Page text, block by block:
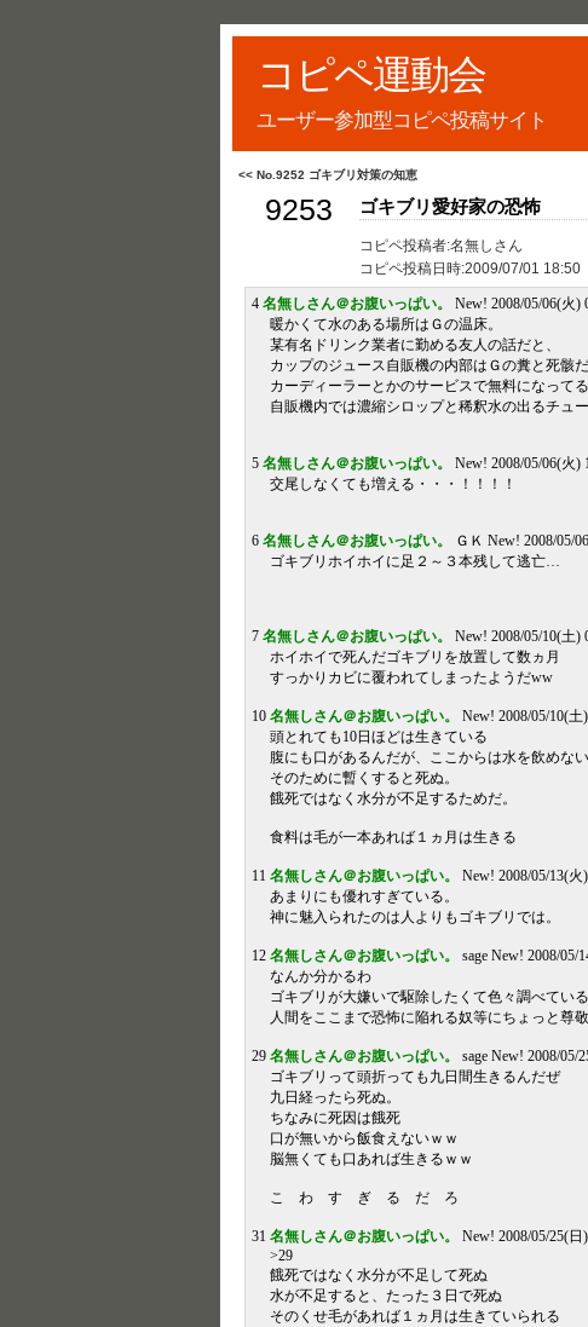
コピペ運動会
ユーザー参加型コピペ投稿サイト
<< No.9252 ゴキブリ対策の知恵
9253 ゴキブリ愛好家の恐怖
コピペ投稿者:名無しさん
コピペ投稿日時:2009/07/01 18:50
4 名無しさん＠お腹いっぱい。
New! 2008/05/06(火)
暖かくて水のある場所はＧの温床。
某有名ドリンク業者に勤める友人の話だと、
カップのジュース自販機の内部はＧの糞と死骸だ
カーディーラーとかのサービスで無料になって
自販機内では濃縮シロップと稀釈水の出るチュ
5 名無しさん＠お腹いっぱい。
New! 2008/05/06(火)
交尾しなくても増える・・・！！！！
6 名無しさん＠お腹いっぱい。
ＧＫ New! 2008/05/
ゴキブリホイホイに足２～３本残して逃亡…
7 名無しさん＠お腹いっぱい。
New! 2008/05/10(土
ホイホイで死んだゴキブリを放置して数ヵ月
すっかりカビに覆われてしまったようだww
10 名無しさん＠お腹いっぱい。
New! 2008/05/10(
頭とれても10日ほどは生きている
腹にも口があるんだが、ここからは水を飲めない
そのために暫くすると死ぬ。
餓死ではなく水分が不足するためだ。
食料は毛が一本あれば１ヵ月は生きる
11 名無しさん＠お腹いっぱい。
New! 2008/05/13(
あまりにも優れすぎている。
神に魅入られたのは人よりもゴキブリでは。
12 名無しさん＠お腹いっぱい。
sage New! 2008/05/
なんか分かるわ
ゴキブリが大嫌いで駆除したくて色々調べてい
人間をここまで恐怖に陥れる奴等にちょっと尊
29 名無しさん＠お腹いっぱい。
sage New! 2008/05/
ゴキブリって頭折っても九日間生きるんだぜ
九日経ったら死ぬ。
ちなみに死因は餓死
口が無いから飯食えないｗｗ
脳無くても口あれば生きるｗｗ
こ わ す ぎ る だ ろ
31 名無しさん＠お腹いっぱい。
New! 2008/05/25(日
>29
餓死ではなく水分が不足して死ぬ
水が不足すると、たった３日で死ぬ
そのくせ毛があれば１ヵ月は生きていられる